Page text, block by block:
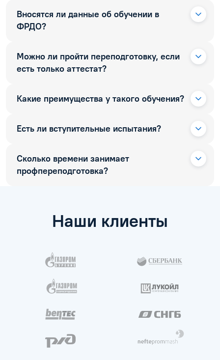
Вносятся ли данные об обучении в
ФРДО?
Можно ли пройти переподготовку, если
есть только аттестат?
Какие преимущества у такого обучения?
Есть ли вступительные испытания?
Сколько времени занимает
профпереподготовка?
Наши клиенты